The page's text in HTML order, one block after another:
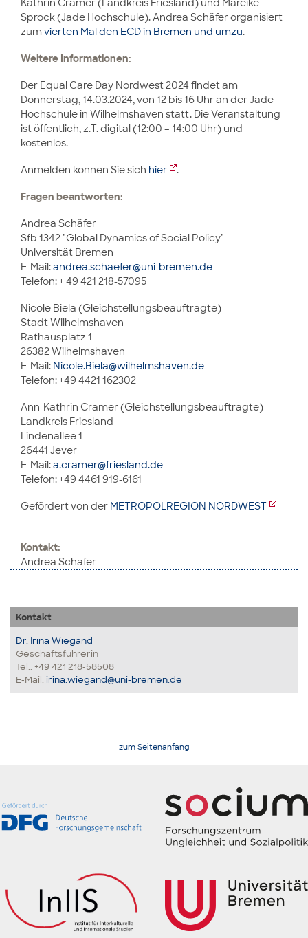
Sprock (Jade Hochschule). Andrea Schäfer organisiert
zum vierten Mal den ECD in Bremen und umzu.
Weitere Informationen:
Der Equal Care Day Nordwest 2024 findet am
Donnerstag, 14.03.2024, von 12 bis 16 Uhr an der Jade
Hochschule in Wilhelmshaven statt. Die Veranstaltung
ist öffentlich, z.T. digital (12:00 – 14:00 Uhr) und
kostenlos.
Anmelden können Sie sich hier .
Fragen beantworten:
Andrea Schäfer
Sfb 1342 "Global Dynamics of Social Policy"
Universität Bremen
E-Mail:andrea.schaefer@uni-bremen.de
Telefon: + 49 421 218-57095
Nicole Biela (Gleichstellungsbeauftragte)
Stadt Wilhelmshaven
Rathausplatz 1
26382 Wilhelmshaven
E-Mail: Nicole.Biela@wilhelmshaven.de
Telefon: +49 4421 162302
Ann-Kathrin Cramer (Gleichstellungsbeauftragte)
Landkreis Friesland
Lindenallee 1
26441 Jever
E-Mail:a.cramer@friesland.de
Telefon: +49 4461 919-6161
Gefördert von der METROPOLREGION NORDWEST
Kontakt:
Andrea Schäfer
Kontakt
Dr. Irina Wiegand
Geschäftsführerin
Tel.: +49 421 218-58508
E-Mail: irina.wiegand@uni-bremen.de
zum Seitenanfang